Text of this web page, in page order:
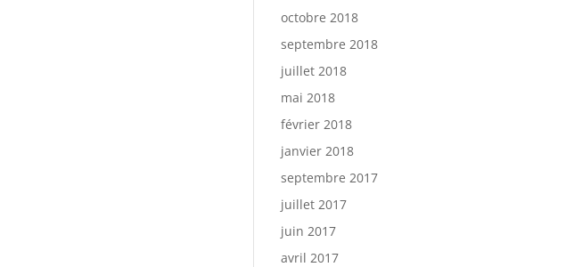
octobre 2018
septembre 2018
juillet 2018
mai 2018
février 2018
janvier 2018
septembre 2017
juillet 2017
juin 2017
avril 2017